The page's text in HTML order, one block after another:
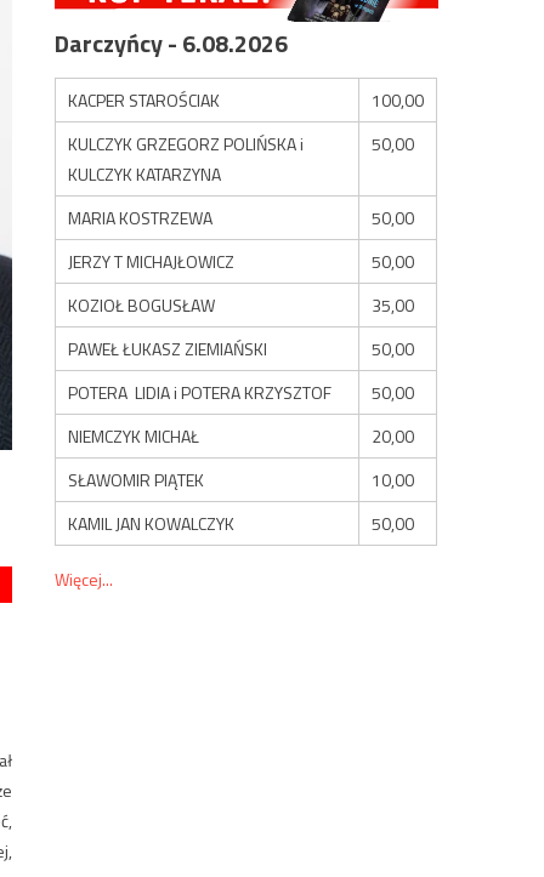
Darczyńcy - 6.08.2026
KACPER STAROŚCIAK
100,00
KULCZYK GRZEGORZ POLIŃSKA i
KULCZYK KATARZYNA
50,00
MARIA KOSTRZEWA
50,00
JERZY T MICHAJŁOWICZ
50,00
KOZIOŁ BOGUSŁAW
35,00
PAWEŁ ŁUKASZ ZIEMIAŃSKI
50,00
POTERA LIDIA i POTERA KRZYSZTOF
50,00
NIEMCZYK MICHAŁ
20,00
SŁAWOMIR PIĄTEK
10,00
KAMIL JAN KOWALCZYK
50,00
Więcej...